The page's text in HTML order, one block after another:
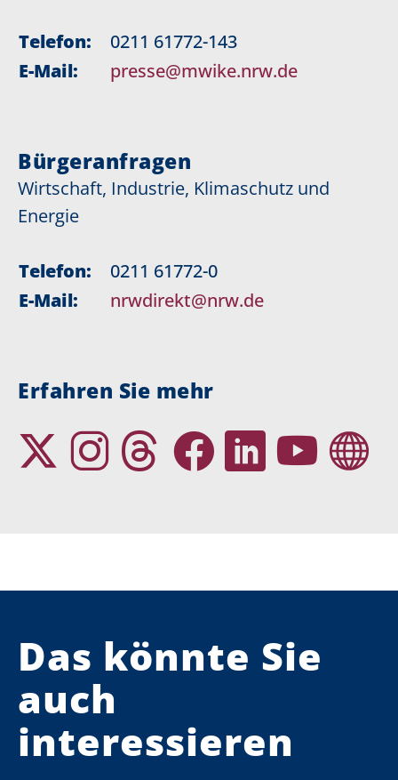
Telefon:
0211 61772-143
E-Mail:
presse@mwike.nrw.de
Bürgeranfragen
Wirtschaft, Industrie, Klimaschutz und
Energie
Telefon:
0211 61772-0
E-Mail:
nrwdirekt@nrw.de
Erfahren Sie mehr
Das könnte Sie
auch
interessieren